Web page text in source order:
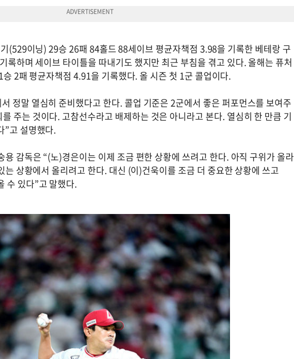
(529이닝) 29승 26패 84홀드 88세이브 평균자책점 3.98을 기록한 베테랑 구
록하며 세이브 타이틀을 따내기도 했지만 최근 부침을 겪고 있다. 올해는 퓨처
2패 평균자책점 4.91을 기록했다. 올 시즌 첫 1군 콜업이다.
정말 열심히 준비했다고 한다. 콜업 기준은 2군에서 좋은 퍼포먼스를 보여주
주는 것이다. 고참선수라고 배제하는 것은 아니라고 본다. 열심히 한 만큼 기
”고 설명했다.
용 감독은 “(노)경은이는 이제 조금 편한 상황에 쓰려고 한다. 아직 구위가 올라
는 상황에서 올리려고 한다. 대신 (이)건욱이를 조금 더 중요한 상황에 쓰고
수 있다”고 말했다.